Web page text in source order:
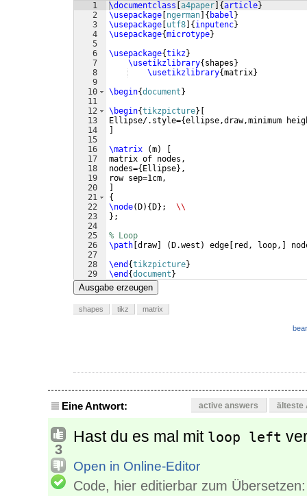
1
2
3
4
5
6
7
8
9
10
11
12
13
14
15
16
17
18
19
20
21
22
23
24
25
26
27
28
29
\documentclass a4paper {article}
\usepackage ngerman { babel }
\usepackage utf8 { inputenc}
\usepackage{microtype}
\usepackage{tikz}
\usetikzlibrary{ shapes }
\usetikzlibrary{matrix}
\begin{document }
\begin{tikzpicture}
Ellipse/.style={ellipse,draw,minimum
\matrix
(m)
matrix of nodes,
nodes={ Ellipse} ,
row sep=1cm,
{
\node( D) { D} ; \\
} ;
% Loop
\path draw] ( D.west ) edge red, loop,
\end {tikzpicture}
\end {document }
Ausgabe erzeugen
shapes tikz matrix
Eine Antwort: active answers älteste
3
Hast du es mal mit loop left
Open in Online-Editor
Code, hier editierbar zum Übersetzen: